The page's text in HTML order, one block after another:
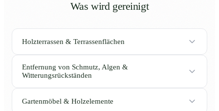
Was wird gereinigt
Holzterrassen & Terrassenflächen
Entfernung von Schmutz, Algen &
Witterungsrückständen
Gartenmöbel & Holzelemente